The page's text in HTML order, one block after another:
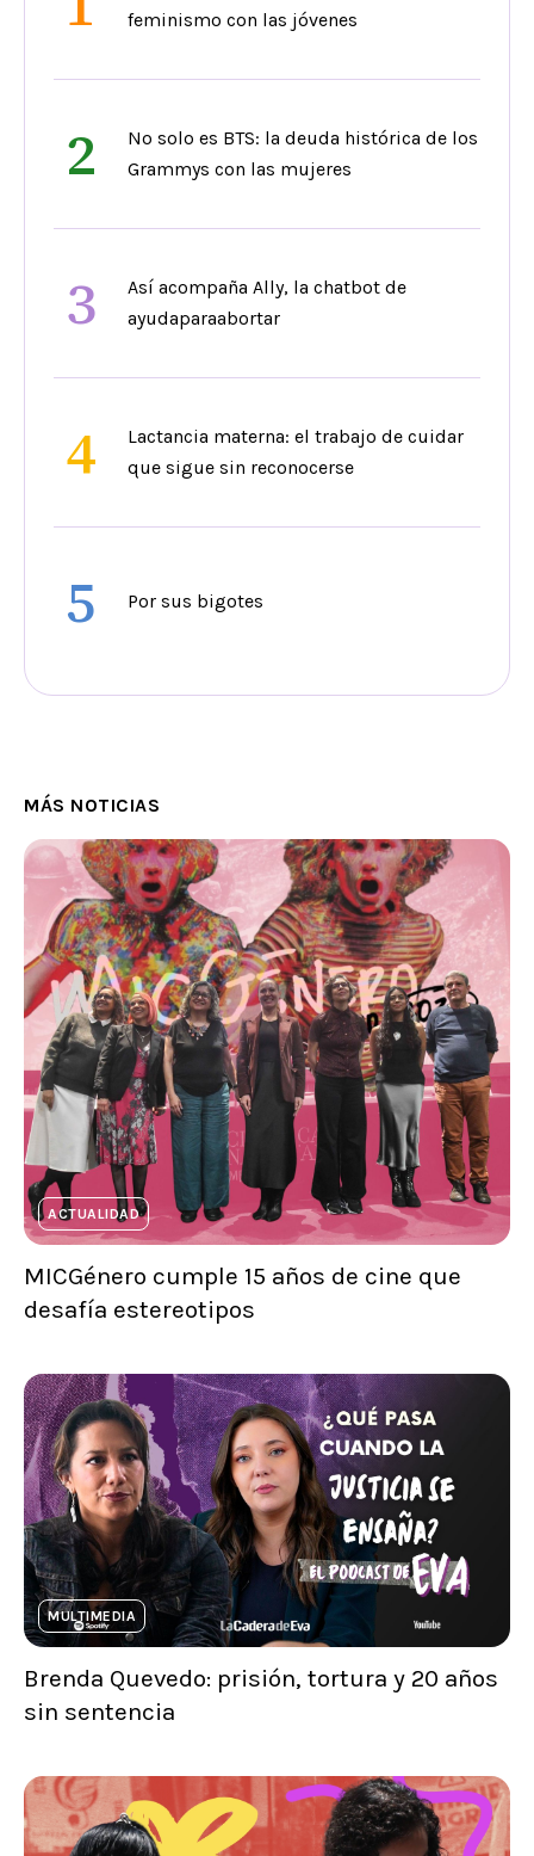
feminismo con las jóvenes
2
No solo es BTS: la deuda histórica de los
Grammys con las mujeres
3
Así acompaña Ally, la chatbot de
ayudaparaabortar
4
Lactancia materna: el trabajo de cuidar
que sigue sin reconocerse
5 Por sus bigotes
MÁS NOTICIAS
ACTUALIDAD
MICGénero cumple 15 años de cine que
desafía estereotipos
MULTIMEDIA
Brenda Quevedo: prisión, tortura y 20 años
sin sentencia